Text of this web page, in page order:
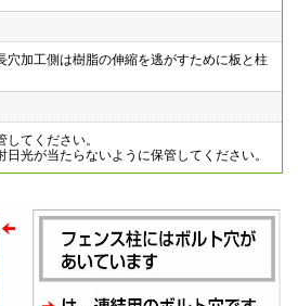
穴加工側は樹脂の伸縮を逃がすために板と柱
てください。
光が当たらないように保管してください。